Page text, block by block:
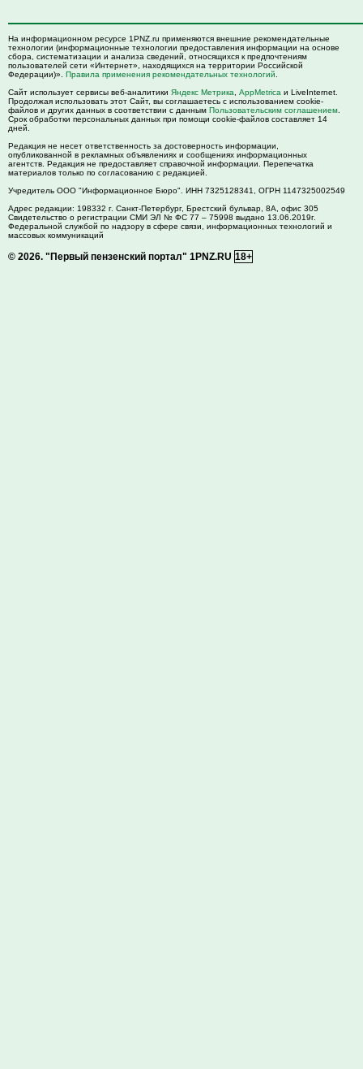
На информационном ресурсе 1PNZ.ru применяются внешние рекомендательные
технологии (информационные технологии предоставления информации на основе
сбора, систематизации и анализа сведений, относящихся к предпочтениям
пользователей сети «Интернет», находящихся на территории Российской
Федерации)». Правила применения рекомендательных технологий
Сайт использует сервисы веб-аналитики Яндекс Метрика AppMetrica и LiveInternet.
Продолжая использовать этот Сайт, вы соглашаетесь с использованием cookie-
файлов и других данных в соответствии с данным Пользовательским соглашением
Срок обработки персональных данных при помощи cookie-файлов составляет 14
дней.
Редакция не несет ответственность за достоверность информации,
опубликованной в рекламных объявлениях и сообщениях информационных
агентств. Редакция не предоставляет справочной информации. Перепечатка
материалов только по согласованию с редакцией.
Учредитель ООО "Информационное Бюро". ИНН 7325128341, ОГРН 1147325002549
Адрес редакции: 198332 г. Санкт-Петербург, Брестский бульвар, 8А, офис 305
Свидетельство о регистрации СМИ ЭЛ № ФС 77 – 75998 выдано 13.06.2019г.
Федеральной службой по надзору в сфере связи, информационных технологий и
массовых коммуникаций
© 2026. "Первый пензенский портал" 1PNZ.RU 18+